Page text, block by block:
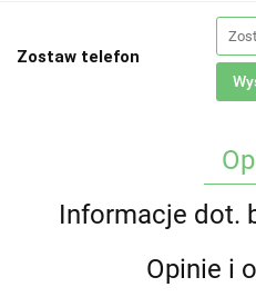
Zostaw telefon
Informacje dot.
Opinie i